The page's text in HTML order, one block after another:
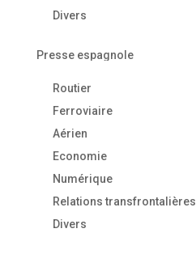
Divers
Presse espagnole
Routier
Ferroviaire
Aérien
Economie
Numérique
Relations transfrontalières
Divers